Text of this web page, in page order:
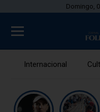
Domingo,
Internacional